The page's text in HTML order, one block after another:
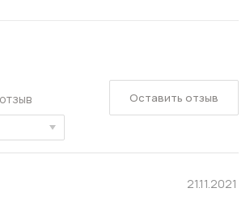
21.11.2021
Оставить отзыв